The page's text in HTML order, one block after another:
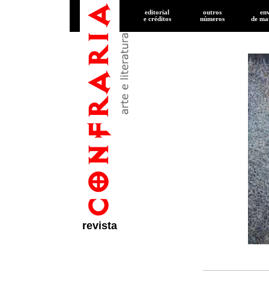
revista
editorial
e créditos
outros
números
de